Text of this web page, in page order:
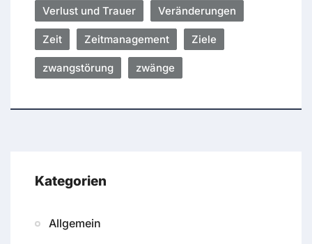
Verlust und Trauer Veränderungen
Zeit Zeitmanagement Ziele
zwangstörung zwänge
Kategorien
Allgemein